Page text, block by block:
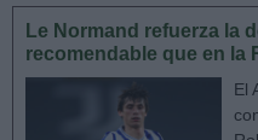
Le Normand refuerza la
recomendable que en la
El